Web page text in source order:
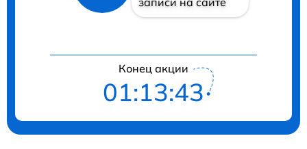
Конец акции
01:13:43